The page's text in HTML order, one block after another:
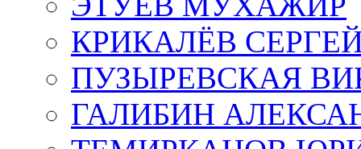
КРИКАЛЁВ
ПУЗЫРЕВСКАЯ
ГАЛИБИН